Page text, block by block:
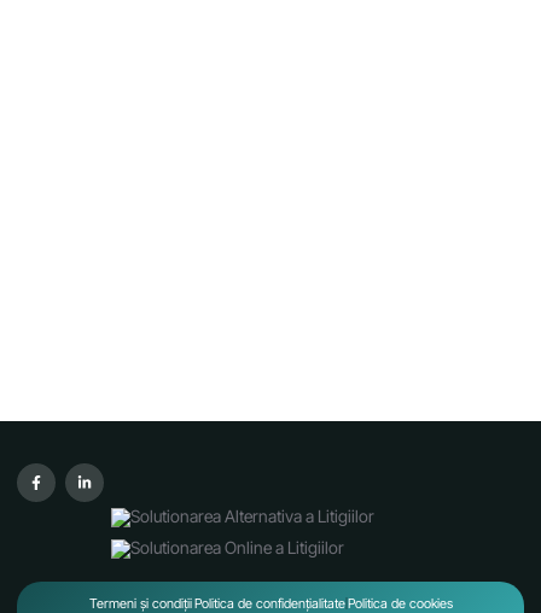
Termeni și condițiiPolitica de confidențialitatePolitica de cookies